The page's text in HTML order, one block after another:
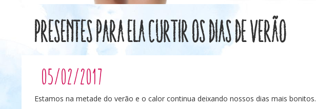
Presentes para ela curtir os dias de verão
05/02/2017
Estamos na metade do verão e o calor continua deixando nossos dias mais bonitos.